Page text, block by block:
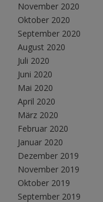
November 2020
Oktober 2020
September 2020
August 2020
Juli 2020
Juni 2020
Mai 2020
April 2020
März 2020
Februar 2020
Januar 2020
Dezember 2019
November 2019
Oktober 2019
September 2019